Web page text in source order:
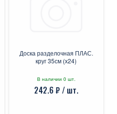
Доска разделочная ПЛАС.
круг 35см (х24)
В наличии 0 шт.
242.6 ₽ / шт.